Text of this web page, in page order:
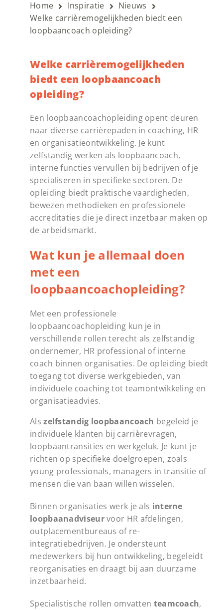
Home Inspiratie
Nieuws
Welke carrièremogelijkheden biedt een
loopbaancoach opleiding?
Welke carrièremogelijkheden
biedt een loopbaancoach
opleiding?
Een loopbaancoachopleiding opent deuren
naar diverse carrièrepaden in coaching, HR
en organisatieontwikkeling. Je kunt
zelfstandig werken als loopbaancoach,
interne functies vervullen bij bedrijven of je
specialiseren in specifieke sectoren. De
opleiding biedt praktische vaardigheden,
bewezen methodieken en professionele
accreditaties die je direct inzetbaar maken op
de arbeidsmarkt.
Wat kun je allemaal doen
met een
loopbaancoachopleiding?
Met een professionele
loopbaancoachopleiding kun je in
verschillende rollen terecht als zelfstandig
ondernemer, HR professional of interne
coach binnen organisaties. De opleiding biedt
toegang tot diverse werkgebieden, van
individuele coaching tot teamontwikkeling en
organisatieadvies.
Alszelfstandig loopbaancoach begeleid je
individuele klanten bij carrièrevragen,
loopbaantransities en werkgeluk. Je kunt je
richten op specifieke doelgroepen, zoals
young professionals, managers in transitie of
mensen die van baan willen wisselen.
Binnen organisaties werk je als interne
loopbaanadviseurvoor HR afdelingen,
outplacementbureaus of re-
integratiebedrijven. Je ondersteunt
medewerkers bij hun ontwikkeling, begeleidt
reorganisaties en draagt bij aan duurzame
inzetbaarheid.
Specialistische rollen omvatten teamcoach,